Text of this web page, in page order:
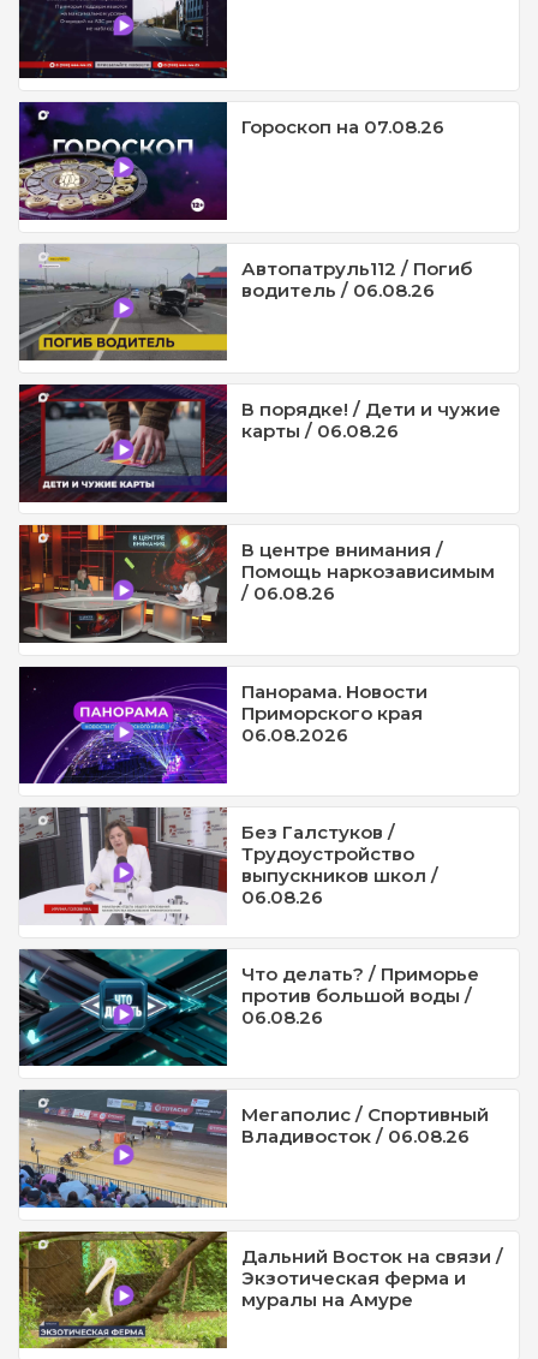
Гороскоп на 07.08.26
Автопатруль112 / Погиб
водитель / 06.08.26
В порядке! / Дети и чужие
карты / 06.08.26
В центре внимания /
Помощь наркозависимым
/ 06.08.26
Панорама. Новости
Приморского края
06.08.2026
Без Галстуков /
Трудоустройство
выпускников школ /
06.08.26
Что делать? / Приморье
против большой воды /
06.08.26
Мегаполис / Спортивный
Владивосток / 06.08.26
Дальний Восток на связи /
Экзотическая ферма и
муралы на Амуре